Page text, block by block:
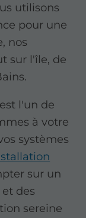
utilisons
pour une
nos
sur l'île, de
est l'un de
à votre
systèmes
sur un
des
sereine